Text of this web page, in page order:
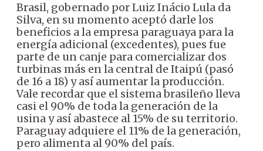
Brasil, gobernado por Luiz Inácio Lula da
Silva, en su momento aceptó darle los
beneficios a la empresa paraguaya para la
energía adicional (excedentes), pues fue
parte de un canje para comercializar dos
turbinas más en la central de Itaipú (pasó
de 16 a 18) y así aumentar la producción.
Vale recordar que el sistema brasileño lleva
casi el 90% de toda la generación de la
usina y así abastece al 15% de su territorio.
Paraguay adquiere el 11% de la generación,
pero alimenta al 90% del país.